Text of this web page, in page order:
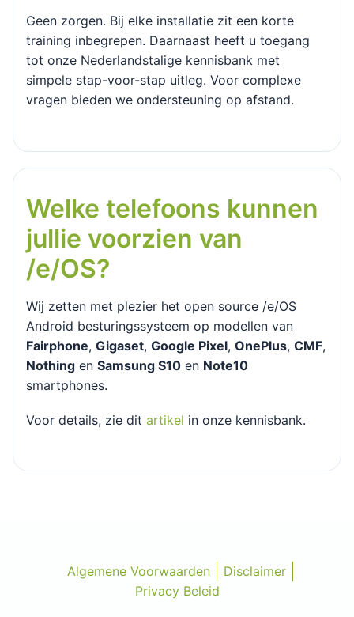
Geen zorgen. Bij elke installatie zit een korte
training inbegrepen. Daarnaast heeft u toegang
tot onze Nederlandstalige kennisbank met
simpele stap-voor-stap uitleg. Voor complexe
vragen bieden we ondersteuning op afstand.
Welke telefoons kunnen
jullie voorzien van
/e/OS?
Wij zetten met plezier het open source /e/OS
Android besturingssysteem op modellen van
Fairphone, Gigaset, Google Pixel, OnePlus, CMF,
Nothing en Samsung S10 en Note10
smartphones.
Voor details, zie dit artikel in onze kennisbank.
Algemene Voorwaarden
Disclaimer
Privacy Beleid